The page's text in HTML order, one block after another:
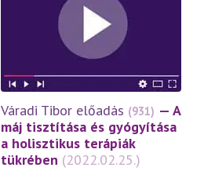
Váradi Tibor előadás (931) — A
máj tisztítása és gyógyítása
a holisztikus terápiák
tükrében (2022.02.25.)